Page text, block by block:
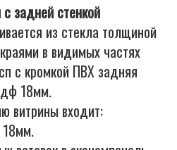
задней стенкой
из стекла толщиной
в видимых частях
с кромкой ПВХ задняя
18мм.
витрины входит: